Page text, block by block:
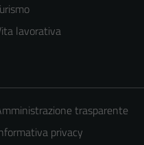
lavorativa
trasparente
privacy